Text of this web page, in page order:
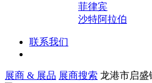
菲律宾
沙特阿拉伯
联系我们
展商 & 展品 展商搜索 龙港市启盛